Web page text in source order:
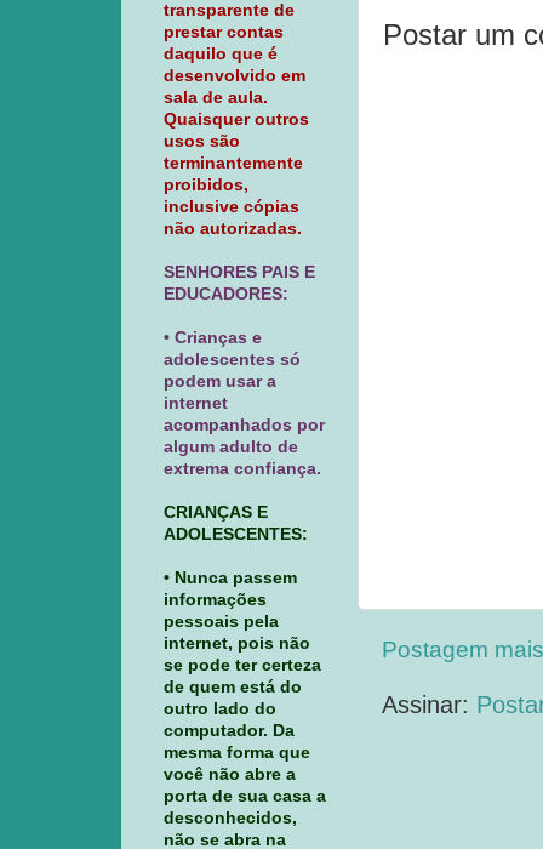
Postar um
Postagem
Assinar:
transparente de
prestar contas
daquilo que é
desenvolvido em
sala de aula.
Quaisquer outros
usos são
terminantemente
proibidos,
inclusive cópias
não autorizadas.
SENHORES PAIS E
EDUCADORES:
• Crianças e
adolescentes só
podem usar a
internet
acompanhados por
algum adulto de
extrema confiança.
CRIANÇAS E
ADOLESCENTES:
• Nunca passem
informações
pessoais pela
internet, pois não
se pode ter certeza
de quem está do
outro lado do
computador. Da
mesma forma que
você não abre a
porta de sua casa a
desconhecidos,
não se abra na